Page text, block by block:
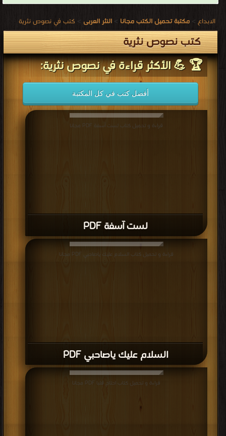
الابداع > مكتبة تحميل الكتب مجانا > النثر العربى > كتب في نصوص نثرية
كتب نصوص نثرية
🏆 💪 الأكثر قراءة في نصوص نثرية:
أفضل كتب في كل المكتبة
لست آسفة PDF
قراءة و تحميل كتاب لست آسفة PDF مجانا
السلام عليك ياصاحبي PDF
قراءة و تحميل كتاب السلام عليك ياصاحبي PDF مجانا
قراءة و تحميل كتاب احتاج قلبا PDF مجانا